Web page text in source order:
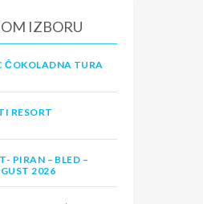
IZBORU
ČOKOLADNA TURA
RESORT
PIRAN – BLED –
2026